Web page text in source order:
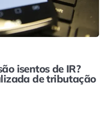
isentos de IR?
de tributação